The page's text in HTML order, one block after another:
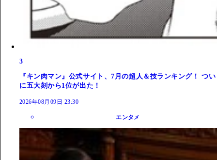
3
『キン肉マン』公式サイト、7月の超人＆技ランキング！ つい
に五大刻から1位が出た！
2026年08月09日 23:30
エンタメ